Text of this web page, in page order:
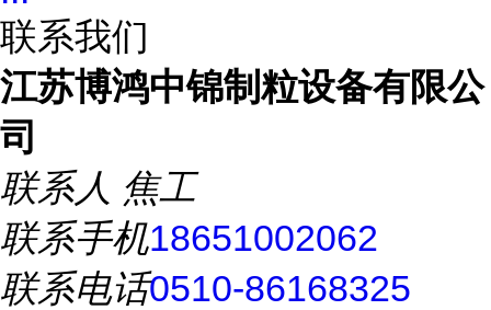
联系我们
江苏博鸿中锦制粒设备有限公
司
联系人 焦工
联系手机18651002062
联系电话0510-86168325